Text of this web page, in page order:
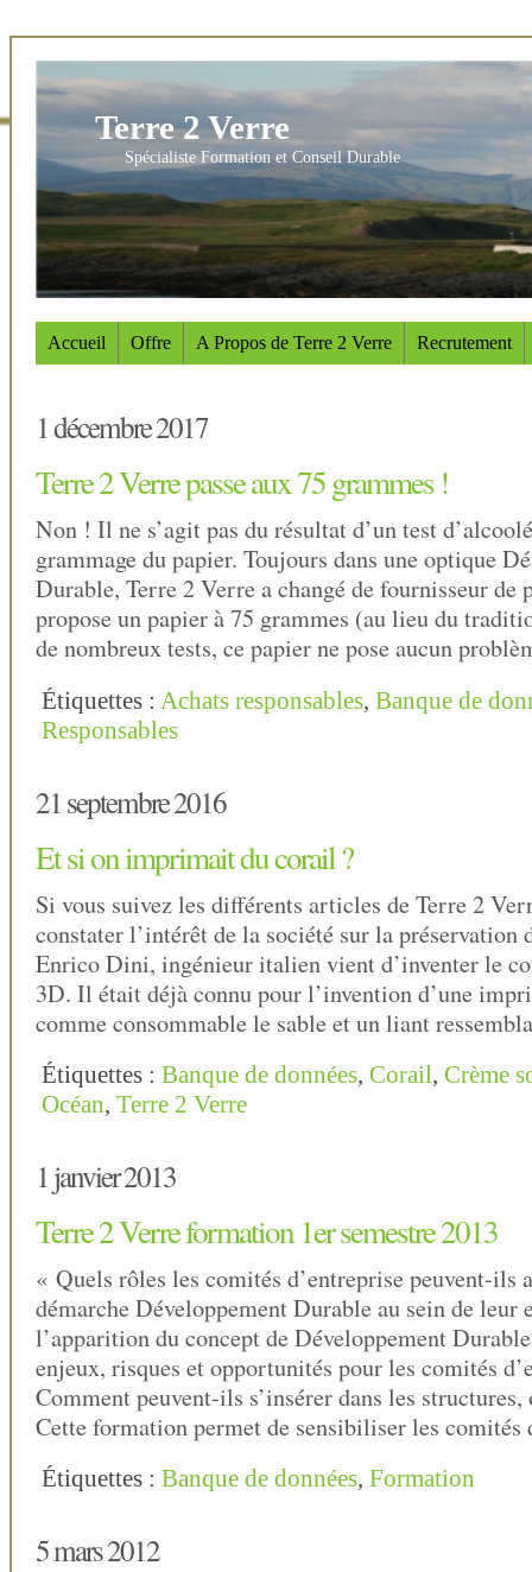
Terre 2 Verre
Spécialiste Formation et Conseil Durable
Accueil Offre A Propos de Terre 2 Verre Recrutement
1 décembre 2017
Terre 2 Verre passe aux 75 grammes !
Non ! Il ne s’agit pas du résultat d’un test
grammage du papier. Toujours dans une optique
Durable, Terre 2 Verre a changé de fournisseur de
propose un papier à 75 grammes (au lieu du
de nombreux tests, ce papier ne pose aucun
Étiquettes : Achats responsables, Banque de
Responsables
21 septembre 2016
Et si on imprimait du corail ?
Si vous suivez les différents articles de Terre 2
constater l’intérêt de la société sur la préservation
Enrico Dini, ingénieur italien vient d’inventer le
3D. Il était déjà connu pour l’invention d’une
comme consommable le sable et un liant
Étiquettes : Banque de données, Corail, Crème
Océan, Terre 2 Verre
1 janvier 2013
Terre 2 Verre formation 1er semestre 2013
« Quels rôles les comités d’entreprise peuvent-ils
démarche Développement Durable au sein de leur
l’apparition du concept de Développement
enjeux, risques et opportunités pour les comités
Comment peuvent-ils s’insérer dans les structures,
Cette formation permet de sensibiliser les
Étiquettes : Banque de données, Formation
5 mars 2012